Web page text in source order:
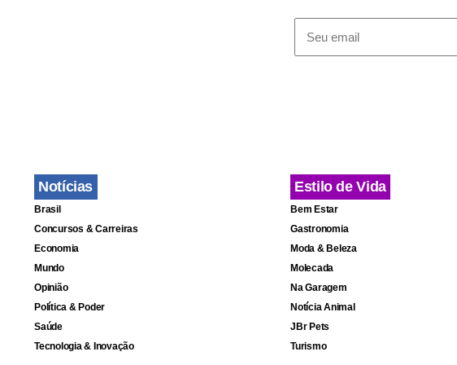
Notícias
Brasil
Concursos & Carreiras
Economia
Mundo
Opinião
Política & Poder
Saúde
Tecnologia & Inovação
Estilo de Vida
Bem Estar
Gastronomia
Moda & Beleza
Molecada
Na Garagem
Notícia Animal
JBr Pets
Turismo